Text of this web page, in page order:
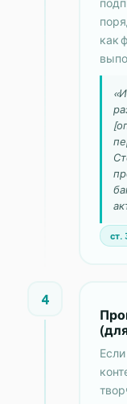
как
ст.
4